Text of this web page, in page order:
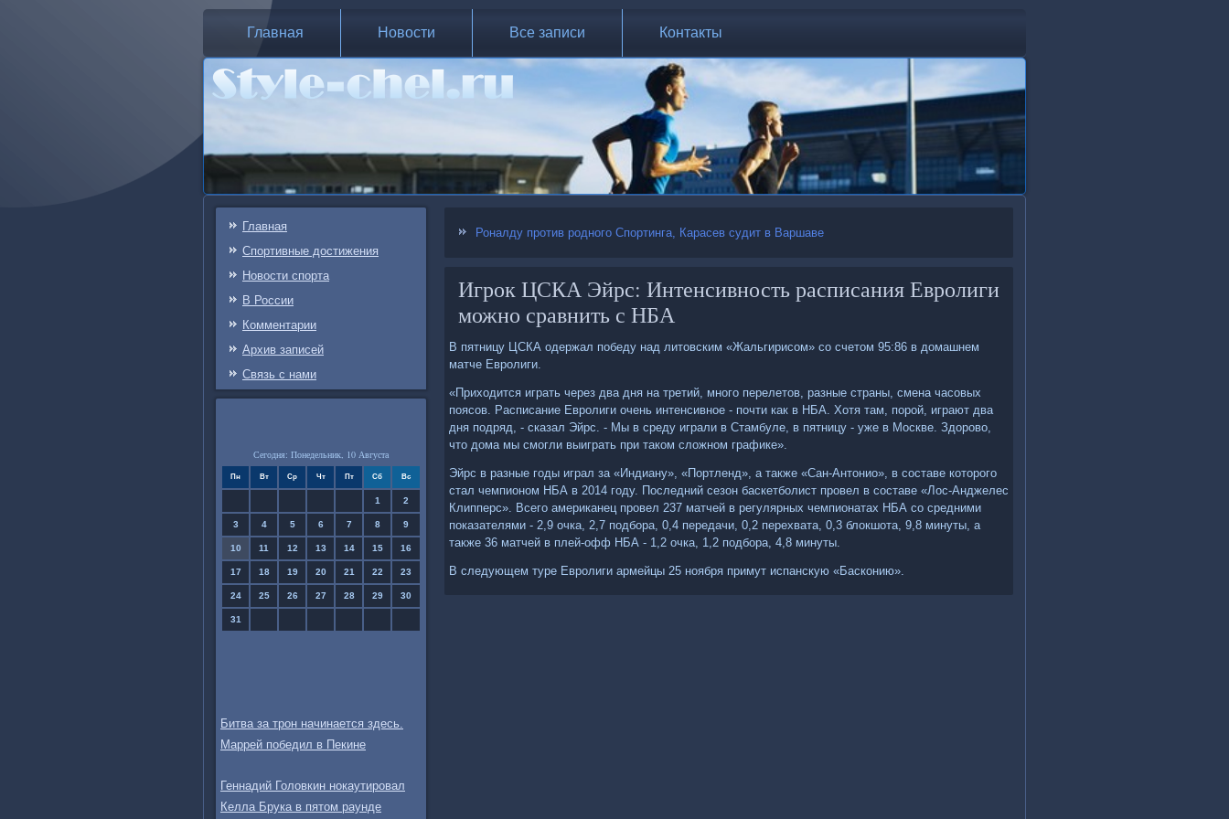
Главная Новости Все записи Контакты
Главная
Спортивные достижения
Новости спорта
В России
Комментарии
Архив записей
Связь c нами
Сегодня: Понедельник, 10 Августа
Пн Вт Ср Чт Пт Сб Вс
1 2
3 4 5 6 7 8 9
10 11 12 13 14 15 16
17 18 19 20 21 22 23
24 25 26 27 28 29 30
31
Битва за трон начинается здесь.
Маррей победил в Пекине
Геннадий Головкин нокаутировал
Келла Брука в пятом раунде
Роналду против родного Спортинга, Карасев судит в Варшаве
Игрок ЦСКА Эйрс: Интенсивность расписания Евролиги
можно сравнить с НБА
В пятницу ЦСКА одержал победу над литовским «Жальгирисом» со счетом 95:86 в домашнем
матче Евролиги.
«Приходится играть через два дня на третий, много перелетов, разные страны, смена часовых
поясов. Расписание Евролиги очень интенсивное - почти как в НБА. Хотя там, порой, играют два
дня подряд, - сказал Эйрс. - Мы в среду играли в Стамбуле, в пятницу - уже в Москве. Здорово,
что дома мы смогли выиграть при таком сложном графике».
Эйрс в разные годы играл за «Индиану», «Портленд», а также «Сан-Антонио», в составе которого
стал чемпионом НБА в 2014 году. Последний сезон баскетболист провел в составе «Лос-Анджелес
Клипперс». Всего американец провел 237 матчей в регулярных чемпионатах НБА со средними
показателями - 2,9 очка, 2,7 подбора, 0,4 передачи, 0,2 перехвата, 0,3 блокшота, 9,8 минуты, а
также 36 матчей в плей-офф НБА - 1,2 очка, 1,2 подбора, 4,8 минуты.
В следующем туре Евролиги армейцы 25 ноября примут испанскую «Басконию».